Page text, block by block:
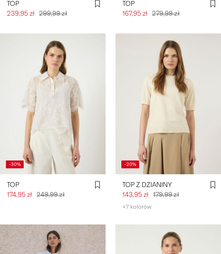
TOP
239,95 zł 299,99 zł
TOP
167,95 zł 279,99 zł
-30%
TOP
174,95 zł 249,99 zł
-20%
TOP Z DZIANINY
143,95 zł 179,99 zł
+7 kolorów
https://www.y-a-s.com/pl-
pl/shop-by-category/shorts/